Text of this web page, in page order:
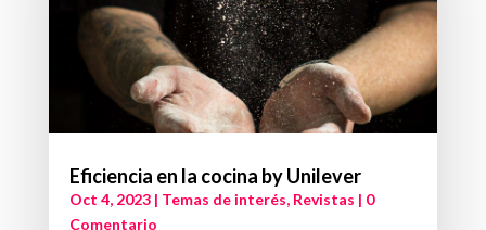
Eficiencia en la cocina by Unilever
Oct 4, 2023| Temas de interés, Revistas | 0
Comentario